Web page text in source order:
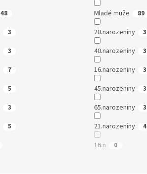
48 Mladé muže 89
3 20.narozeniny 3
3 40.narozeniny 3
7 16.narozeniny 3
5 45.narozeniny 3
3 65.narozeniny 3
5 21.narozeniny 4
16.n 0